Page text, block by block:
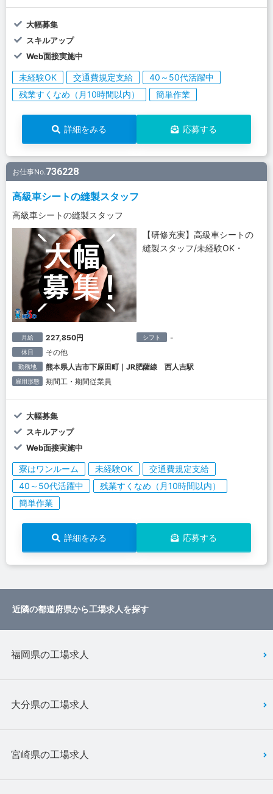
大幅募集
スキルアップ
Web面接実施中
未経験OK 交通費規定支給
40～50代活躍中
残業すくなめ（月10時間以内）
簡単作業
詳細をみる 応募する
お仕事No.736228
高級車シートの縫製スタッフ
高級車シートの縫製スタッフ
【研修充実】高級車シートの
縫製スタッフ/未経験OK・
月給 227,850円 シフト -
休日 その他
勤務地 熊本県人吉市下原田町｜JR肥薩線 西人吉駅
雇用形態 期間工・期間従業員
大幅募集
スキルアップ
Web面接実施中
寮はワンルーム 未経験OK
交通費規定支給
40～50代活躍中
残業すくなめ（月10時間以内）
簡単作業
詳細をみる 応募する
近隣の都道府県から工場求人を探す
福岡県の工場求人
大分県の工場求人
宮崎県の工場求人